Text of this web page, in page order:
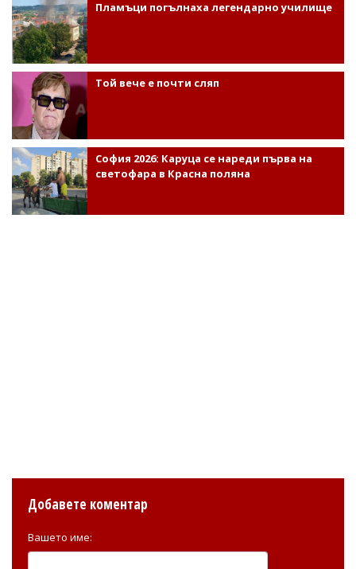
Пламъци погълнаха легендарно училище
Той вече е почти сляп
София 2026: Каруца се нареди първа на
светофара в Красна поляна
Добавете коментар
Вашето име: